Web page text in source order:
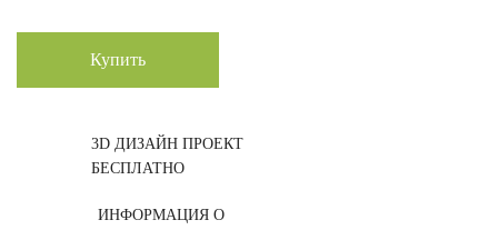
Купить
3D ДИЗАЙН ПРОЕКТ
БЕСПЛАТНО
ИНФОРМАЦИЯ О